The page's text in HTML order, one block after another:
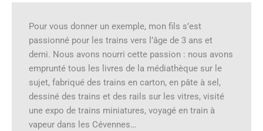
Pour vous donner un exemple, mon fils s’est
passionné pour les trains vers l’âge de 3 ans et
demi. Nous avons nourri cette passion : nous avons
emprunté tous les livres de la médiathèque sur le
sujet, fabriqué des trains en carton, en pâte à sel,
dessiné des trains et des rails sur les vitres, visité
une expo de trains miniatures, voyagé en train à
vapeur dans les Cévennes…